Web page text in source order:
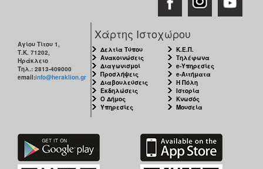
Αγίου Τίτου 1,
Τ.Κ. 71202,
Ηράκλειο
Τηλ.: 2813-409000
email:info@heraklion.gr
Χάρτης Ιστοχώρου
Δελτία Τύπου
Ανακοινώσεις
Διαγωνισμοί
Προσλήψεις
Διαβουλεύσεις
Εκδηλώσεις
Ο Δήμος
Υπηρεσίες
Κ.Ε.Π.
Τηλέφωνα
e-Υπηρεσίες
e-Αιτήματα
Η Πόλη
Ιστορία
Κνωσός
Μουσεία